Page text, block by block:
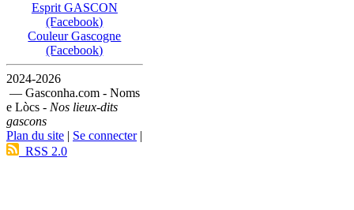
Esprit GASCON
(Facebook)
Couleur Gascogne
(Facebook)
2024-2026
— Gasconha.com - Noms
e Lòcs - Nos lieux-dits
gascons
Plan du site | Se connecter|
RSS 2.0